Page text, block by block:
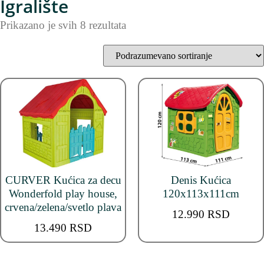
Igralište
Prikazano je svih 8 rezultata
CURVER Kućica za decu
Wonderfold play house,
crvena/zelena/svetlo plava
13.490 RSD
Denis Kućica
120x113x111cm
12.990 RSD